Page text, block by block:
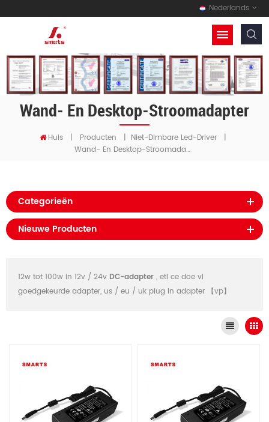
Nederlands
Wand- En Desktop-Stroomadapter
Huis | Producten | Niet-Dimbare Led-Driver
|
Wand- En Desktop-Stroomadapter
Categorieën
Nieuwe Producten
12w tot 100w in 12v / 24v DC-adapter , etl ce doe vi
goedgekeurde adapter, us / eu / uk plug in adapter 【vp】